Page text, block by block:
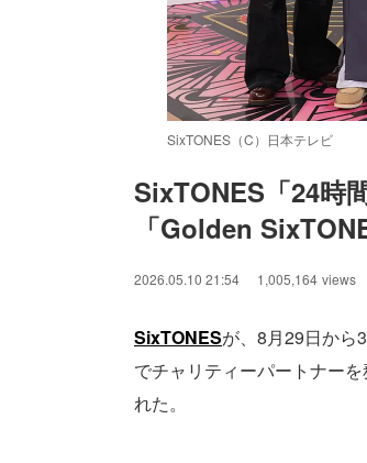
SixTONES（C）日本テレビ
SixTONES「24時
「Golden
2026.05.10 21:54 1,005,164 views
SixTONESが、8月29日から
でチャリティーパートナー
れた。